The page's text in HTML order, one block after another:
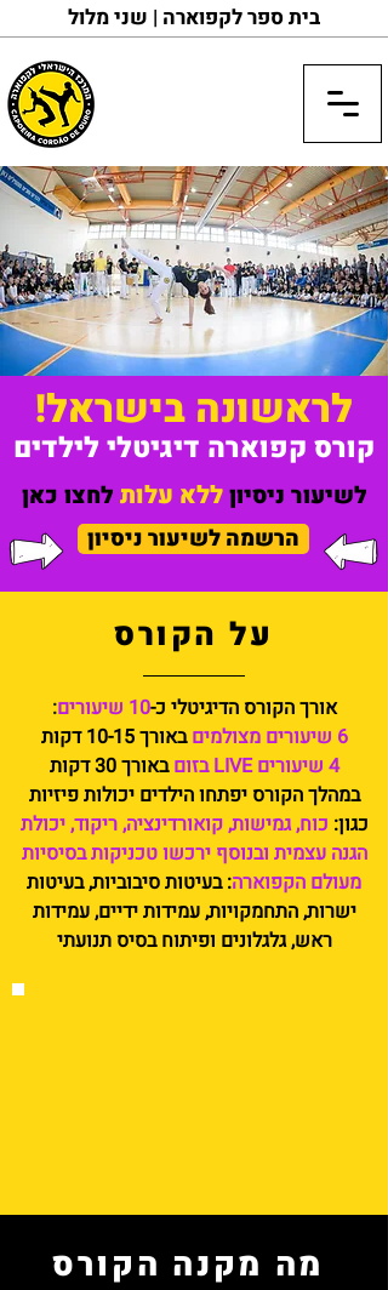
בית ספר לקפוארה | שני מלול
לראשונה בישראל!
קורס קפוארה דיגיטלי לילדים
לשיעור ניסיוןללא עלות לחצו כאן
הרשמה לשיעור ניסיון
על הקורס
אורך הקורס הדיגיטלי כ-10 שיעורים
:
6 שיעורים מצולמים
באורך 10-15 דקות
4 שיעורים LIVE בזום
באורך30 דקות
במהלך הקורס יפתחו הילדים יכולות פיזיות
כגון: כוח, גמישות, קואורדינציה, ריקוד, יכולת
הגנה עצמית ובנוסף ירכשו טכניקות בסיסיות
מעולם הקפוארה: בעיטות סיבוביות, בעיטות
ישרות, התחמקויות, עמידות ידיים, עמידות
ראש, גלגלונים ופיתוח בסיס תנועתי
מה מקנה הקורס